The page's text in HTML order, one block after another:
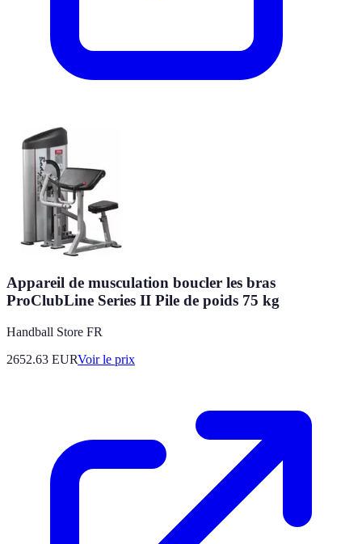
Appareil de musculation boucler les bras
ProClubLine Series II Pile de poids 75 kg
Handball Store FR
2652.63 EURVoir le prix